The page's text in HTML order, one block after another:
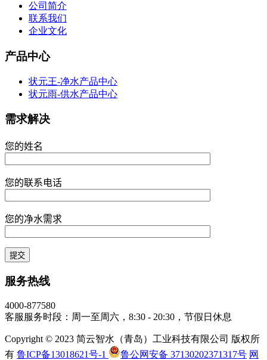
公司简介
联系我们
企业文化
产品中心
状元王-净水产品中心
状元雨-供水产品中心
需求解决
您的姓名
您的联系电话
您的净水需求
服务热线
4000-877580
客服服务时段：周一至周六，8:30 - 20:30，节假日休息
Copyright © 2023 简云智水（青岛）工业科技有限公司 版权所
有 鲁ICP备13018621号-1 鲁公网安备 37130202371317号 网